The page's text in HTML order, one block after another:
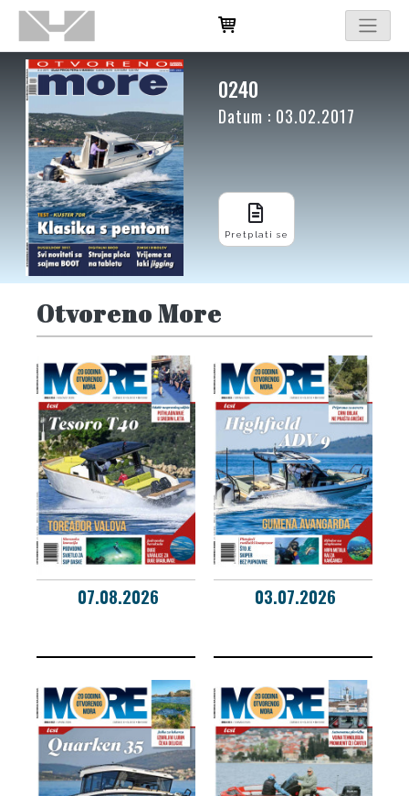
0240
Datum : 03.02.2017
Pretplati se
Otvoreno More
07.08.2026 03.07.2026